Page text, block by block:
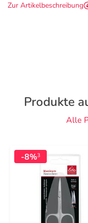
Zur Artikelbeschreibung
Produkte
Alle
-8%3